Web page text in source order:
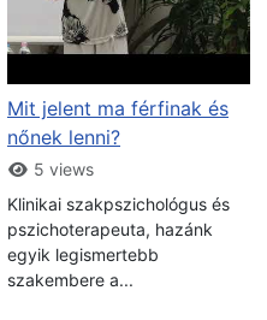
Mit jelent ma férfinak és
nőnek lenni?
5 views
Klinikai szakpszichológus és
pszichoterapeuta, hazánk
egyik legismertebb
szakembere a...